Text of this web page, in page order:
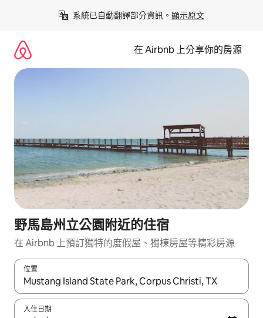
系統已自動翻譯部分資訊。 顯示原文
在 Airbnb 上分享你的房源
野馬島州立公園附近的住宿
在 Airbnb 上預訂獨特的度假屋、獨棟房屋等精彩房源
位置
如有搜尋結果，瀏覽內容時請使用上下箭頭，或輕點、滑動裝置。
入住日期